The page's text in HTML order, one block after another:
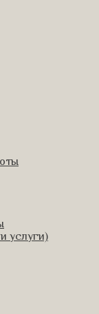
услуги)